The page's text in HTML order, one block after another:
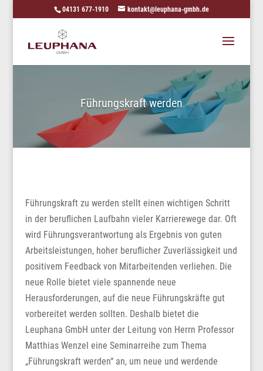
04131 677-1910 kontakt@leuphana-gmbh.de
Führungskraft werden
Führungskraft zu werden stellt einen wichtigen Schritt
in der beruflichen Laufbahn vieler Karrierewege dar. Oft
wird Führungsverantwortung als Ergebnis von guten
Arbeitsleistungen, hoher beruflicher Zuverlässigkeit und
positivem Feedback von Mitarbeitenden verliehen. Die
neue Rolle bietet viele spannende neue
Herausforderungen, auf die neue Führungskräfte gut
vorbereitet werden sollten. Deshalb bietet die
Leuphana GmbH unter der Leitung von Herrn Professor
Matthias Wenzel eine Seminarreihe zum Thema
„Führungskraft werden“ an, um neue und werdende